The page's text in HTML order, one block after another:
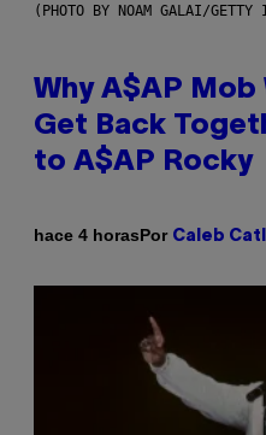
(PHOTO BY NOAM GALAI/
Why A$AP Mob
Get Back
to A$AP Rocky
hace 4 horasPor Caleb